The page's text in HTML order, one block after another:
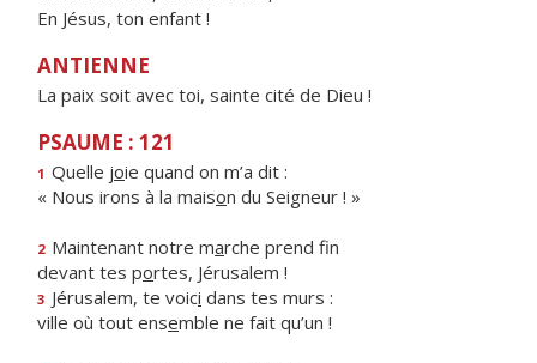
En Jésus, ton enfant !
ANTIENNE
La paix soit avec toi, sainte cité de Dieu !
PSAUME : 121
1 Quelle joie quand on m’a dit :
« Nous irons à la maison du Seigneur ! »
2 Maintenant notre marche prend fin
devant tes portes, Jérusalem !
3 Jérusalem, te voici dans tes murs :
ville où tout ensemble ne fait qu’un !